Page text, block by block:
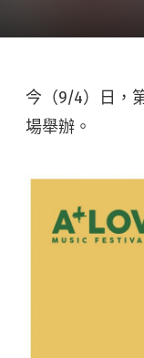
今（9/4）日，
場舉辦。